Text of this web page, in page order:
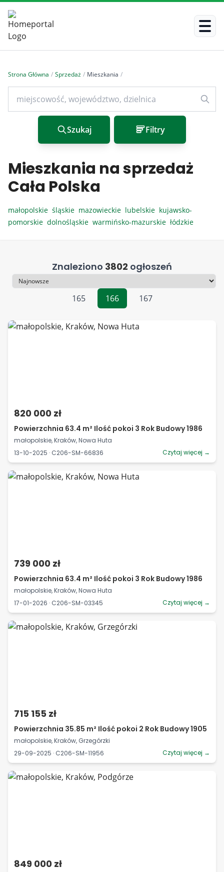
Strona Główna / Sprzedaż / Mieszkania /
Szukaj Filtry
Mieszkania na sprzedaż
Cała Polska
małopolskie śląskie mazowieckie lubelskie kujawsko-
pomorskie dolnośląskie warmińsko-mazurskie łódzkie
Znaleziono 3802 ogłoszeń
Sortowanie
165
166 167
820 000 zł
Powierzchnia 63.4 m² Ilość pokoi 3 Rok Budowy 1986
małopolskie, Kraków, Nowa Huta
13-10-2025 · C206-SM-66836
Czytaj więcej →
739 000 zł
Powierzchnia 63.4 m² Ilość pokoi 3 Rok Budowy 1986
małopolskie, Kraków, Nowa Huta
17-01-2026 · C206-SM-03345
Czytaj więcej →
715 155 zł
Powierzchnia 35.85 m² Ilość pokoi 2 Rok Budowy 1905
małopolskie, Kraków, Grzegórzki
29-09-2025 · C206-SM-11956
Czytaj więcej →
849 000 zł